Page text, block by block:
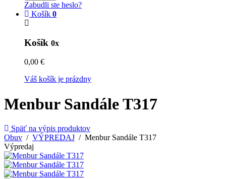
Zabudli ste heslo?
Košík 0
Košík 0x
0,00 €
Váš košík je prázdny
Menbur Sandále T317
Späť na výpis produktov
Obuv / VÝPREDAJ / Menbur Sandále T317
Výpredaj